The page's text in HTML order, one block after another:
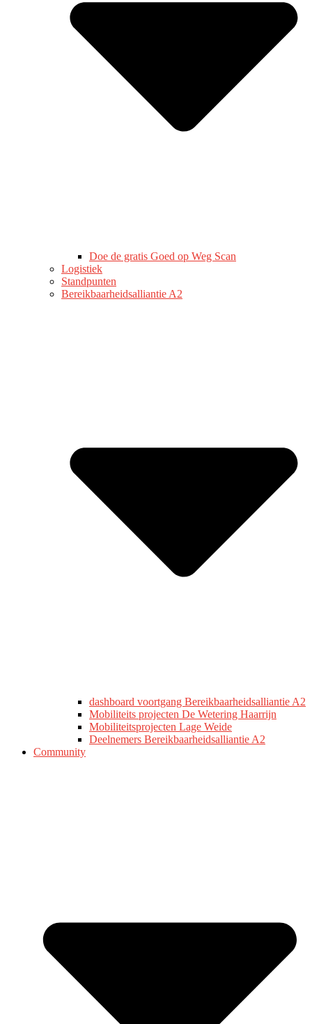
Doe de gratis Goed op Weg Scan
Logistiek
Standpunten
Bereikbaarheidsalliantie A2
dashboard voortgang Bereikbaarheidsalliantie A2
Mobiliteits projecten De Wetering Haarrijn
Mobiliteitsprojecten Lage Weide
Deelnemers Bereikbaarheidsalliantie A2
Community